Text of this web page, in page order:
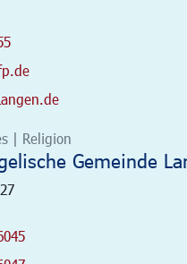
| Religion
Gemeinde